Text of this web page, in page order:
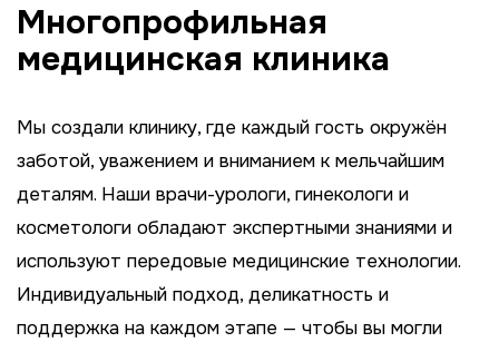
Многопрофильная
медицинская клиника
Мы создали клинику, где каждый гость окружён
заботой, уважением и вниманием к мельчайшим
деталям. Наши врачи-урологи, гинекологи и
косметологи обладают экспертными знаниями и
используют передовые медицинские технологии.
Индивидуальный подход, деликатность и
поддержка на каждом этапе — чтобы вы могли